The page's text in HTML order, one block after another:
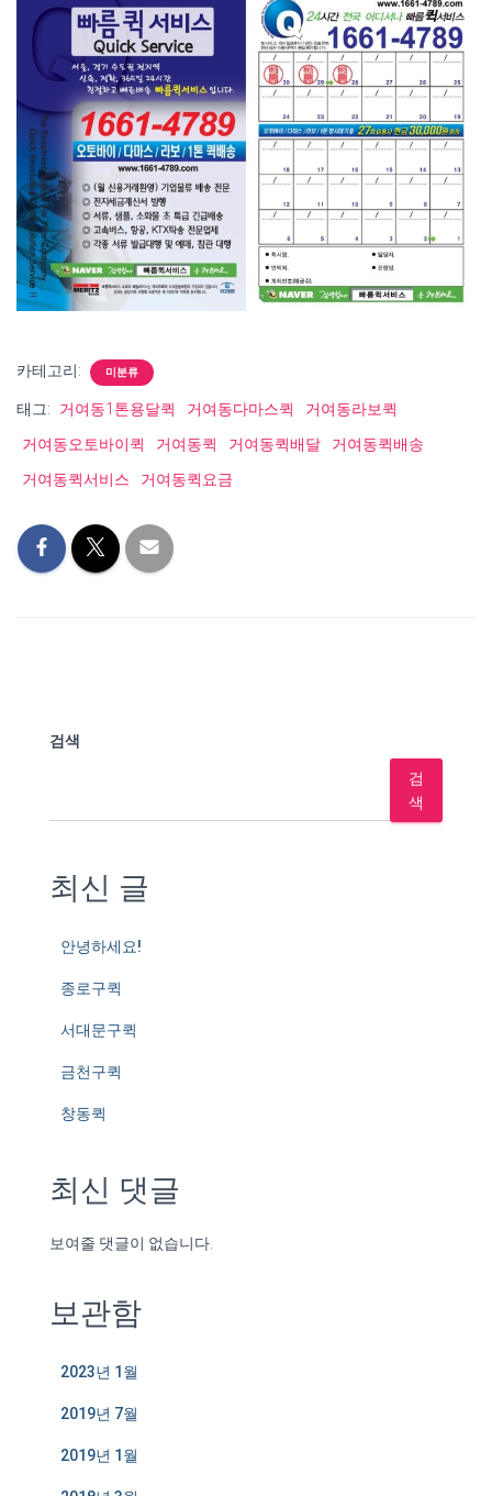
카테고리: 미분류
태그: 거여동1톤용달퀵 거여동다마스퀵
거여동라보퀵
거여동오토바이퀵
거여동퀵 거여동퀵배달
거여동퀵배송
거여동퀵서비스
거여동퀵요금
검색
검
색
최신 글
안녕하세요!
종로구퀵
서대문구퀵
금천구퀵
창동퀵
최신 댓글
보여줄 댓글이 없습니다.
보관함
2023년 1월
2019년 7월
2019년 1월